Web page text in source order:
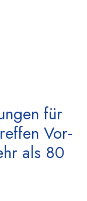
für
Vor-
als 80